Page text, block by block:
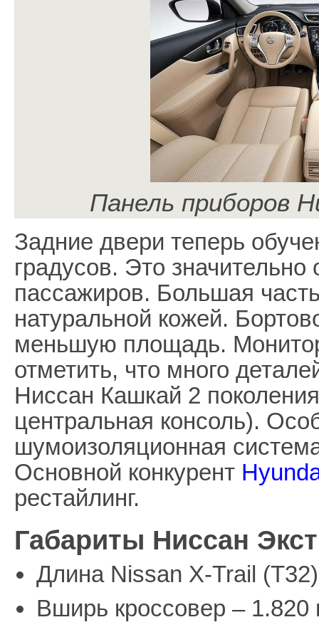
Панель приборов
Задние двери теперь
градусов. Это значительно
пассажиров. Большая
натуральной кожей.
меньшую площадь.
отметить, что много
Ниссан Кашкай 2
центральная консоль).
шумоизоляционная
Основной конкурент
рестайлинг.
Габариты Ниссан
Длина Nissan X-Trail
Вширь кроссовер – 1.820